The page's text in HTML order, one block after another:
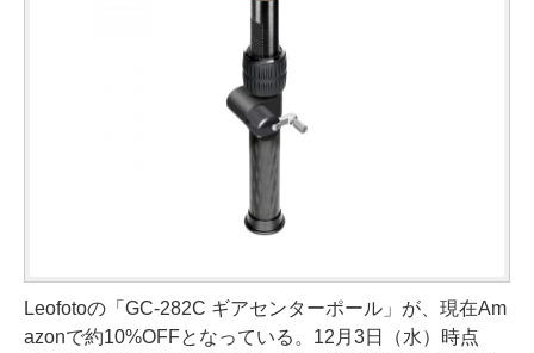
Leofotoの「GC-282C ギアセンターポール」が、現在Am
azonで約10%OFFとなっている。12月3日（水）時点